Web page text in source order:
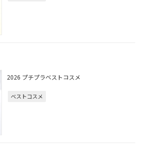
2026 プチプラベストコスメ
ベストコスメ